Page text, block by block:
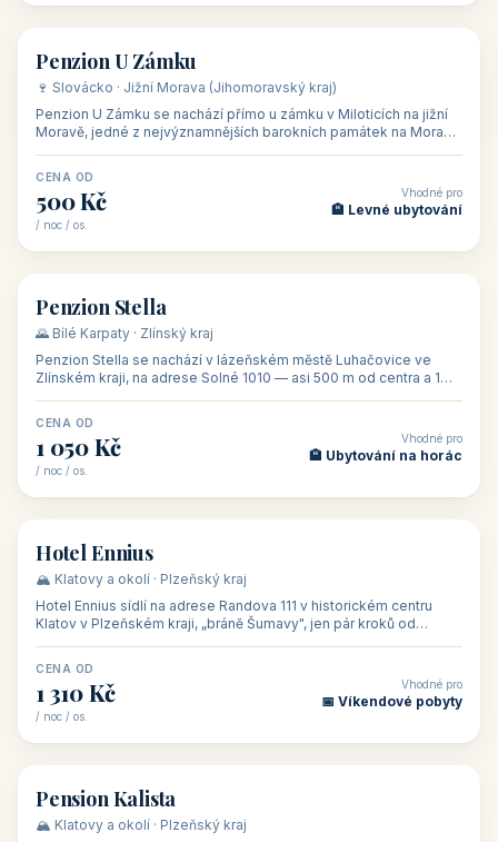
🏡 penzion
Penzion U Zámku
🍷 Slovácko · Jižní Morava (Jihomoravský kraj)
Penzion U Zámku se nachází přímo u zámku v Miloticích na jižní
Moravě, jedné z nejvýznamnějších barokních památek na Moravě,
CENA OD
500 Kč
/ noc / os.
Vhodné pro
🏨 Levné ubytování
🏡 penzion
Penzion Stella
🌄 Bílé Karpaty · Zlínský kraj
Penzion Stella se nachází v lázeňském městě Luhačovice ve
Zlínském kraji, na adrese Solné 1010 — asi 500 m od centra a 1
CENA OD
1 050 Kč
/ noc / os.
Vhodné pro
🏨 Ubytování na horác
🏨 hotel
Hotel Ennius
🏔️ Klatovy a okolí · Plzeňský kraj
Hotel Ennius sídlí na adrese Randova 111 v historickém centru
Klatov v Plzeňském kraji, „bráně Šumavy", jen pár kroků od
CENA OD
1 310 Kč
/ noc / os.
Vhodné pro
📅 Víkendové pobyty
🏡 penzion
Pension Kalista
🏔️ Klatovy a okolí · Plzeňský kraj